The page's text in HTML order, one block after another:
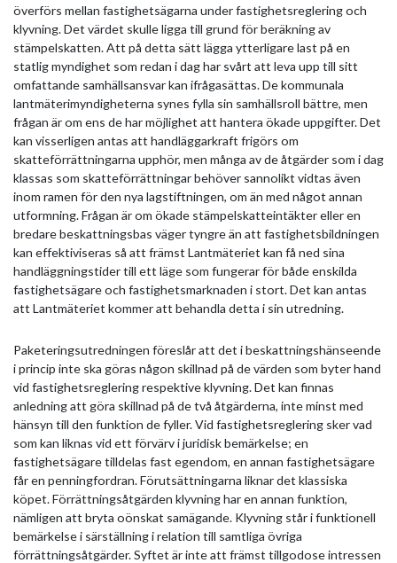
överförs mellan fastighetsägarna under fastighetsreglering och
klyvning. Det värdet skulle ligga till grund för beräkning av
stämpelskatten. Att på detta sätt lägga ytterligare last på en
statlig myndighet som redan i dag har svårt att leva upp till sitt
omfattande samhällsansvar kan ifrågasättas. De kommunala
lantmäterimyndigheterna synes fylla sin samhällsroll bättre, men
frågan är om ens de har möjlighet att hantera ökade uppgifter. Det
kan visserligen antas att handläggarkraft frigörs om
skatteförrättningarna upphör, men många av de åtgärder som i dag
klassas som skatteförrättningar behöver sannolikt vidtas även
inom ramen för den nya lagstiftningen, om än med något annan
utformning. Frågan är om ökade stämpelskatteintäkter eller en
bredare beskattningsbas väger tyngre än att fastighetsbildningen
kan effektiviseras så att främst Lantmäteriet kan få ned sina
handläggningstider till ett läge som fungerar för både enskilda
fastighetsägare och fastighetsmarknaden i stort. Det kan antas
att Lantmäteriet kommer att behandla detta i sin utredning.
Paketeringsutredningen föreslår att det i beskattningshänseende
i princip inte ska göras någon skillnad på de värden som byter hand
vid fastighetsreglering respektive klyvning. Det kan finnas
anledning att göra skillnad på de två åtgärderna, inte minst med
hänsyn till den funktion de fyller. Vid fastighetsreglering sker vad
som kan liknas vid ett förvärv i juridisk bemärkelse; en
fastighetsägare tilldelas fast egendom, en annan fastighetsägare
får en penningfordran. Förutsättningarna liknar det klassiska
köpet. Förrättningsåtgärden klyvning har en annan funktion,
nämligen att bryta oönskat samägande. Klyvning står i funktionell
bemärkelse i särställning i relation till samtliga övriga
förrättningsåtgärder. Syftet är inte att främst tillgodose intressen